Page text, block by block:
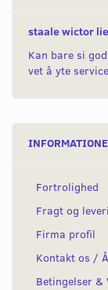
staale wictor
Kan bare si
vet å yte
Fortrolighed
Fragt og
Firma profil
Kontakt os /
Betingelser &